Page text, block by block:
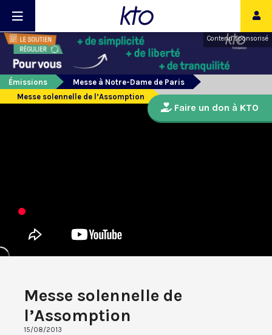
Contenu sponsorisé
Émissions
Messe à Notre-Dame de Paris
Messe solennelle de l’Assomption
Messe solennelle de
l’Assomption
15/08/2013
Faire un don à KTO